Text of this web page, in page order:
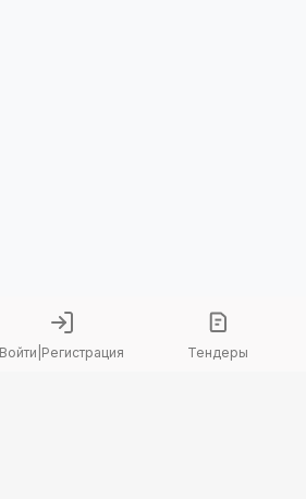
Войти Регистрация Тендеры